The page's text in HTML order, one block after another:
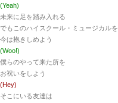
(Yeah)
未来に足を踏み入れる
でもこのハイスクール・ミュージカルを
今は抱きしめよう
(Woo!)
僕らのやって来た所を
お祝いをしよう
(Hey)
そこにいる友達は